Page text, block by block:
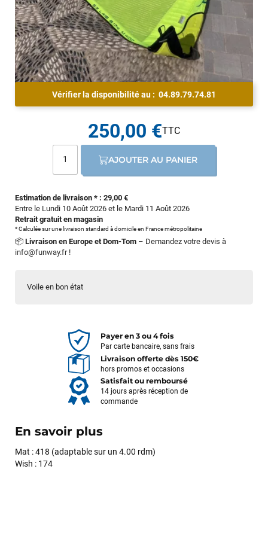
Voile en bon état
Vérifier la disponibilité au : 04.89.79.74.81
Estimation de livraison * : 29,00 €
Entre le Lundi 10 Août 2026 et le Mardi 11 Août 2026
Retrait gratuit en magasin
* Calculée sur une livraison standard à domicile en France métropolitaine
📦 Livraison en Europe et Dom-Tom – Demandez votre devis à
info@funway.fr!
250,00 €
AJOUTER AU PANIER
Payer en 3 ou 4 fois
Par carte bancaire, sans frais
Livraison offerte dès 150€
hors promos et occasions
Satisfait ou remboursé
14 jours après réception de
commande
En savoir plus
Mat : 418 (adaptable sur un 4.00 rdm)
Wish : 174